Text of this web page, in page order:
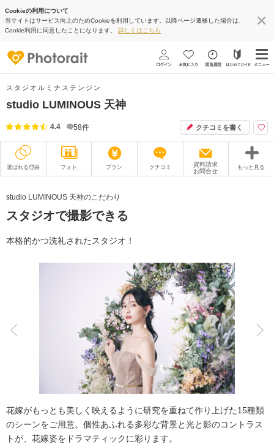
Cookieの利用について
当サイトはサービス向上のためCookieを利用しています。以降ページ遷移した場合は、
Cookie利用に同意したことになります。 詳しくはこちら
スタジオルミナステンジン
studio LUMINOUS 天神
4.4 58件 クチコミを書く
選ばれる理由 フォト プラン クチコミ
資料請求
お問合せ
もっと見る
衣装
オプション
アクセス/TEL スタジオトップ
結婚式場での撮影
studio LUMINOUS 天神のこだわり
スタジオで撮影できる
本格的かつ洗礼されたスタジオ！
花嫁がもっとも美しく映えるように研究を重ねて作り上げた15種類
のシーンをご用意。個性あふれる多彩な背景と光と影のコントラス
トが、花嫁姿をドラマティックに彩ります。